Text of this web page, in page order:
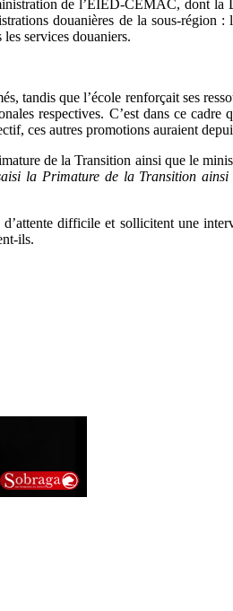
de l’EIED-CEMAC, dont la
douanières de la sous-région
services douaniers.
tandis que l’école renforçait ses
respectives. C’est dans ce
ces autres promotions auraient
de la Transition ainsi que le
la Primature de la Transition
difficile et sollicitent une
ils.